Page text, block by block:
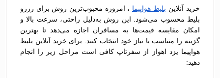
خرید آنلاین بلیط هواپیما ، امروزه محبوب‌ترین روش برای رزرو
بلیط محسوب می‌شود. این روش به‌دلیل راحتی، سرعت بالا و
امکان مقایسه قیمت‌ها به مسافران اجازه می‌دهد تا بهترین
گزینه را متناسب با نیاز خود انتخاب کنند. برای خرید آنلاین بلیط
هواپیما یزد اهواز از سفرتاپ کافی است مراحل زیر را انجام
دهید: